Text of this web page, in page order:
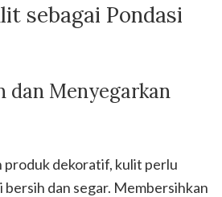
sebagai Pondasi
dan Menyegarkan
produk dekoratif, kulit perlu
bersih dan segar. Membersihkan